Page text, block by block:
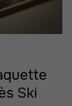
Ski